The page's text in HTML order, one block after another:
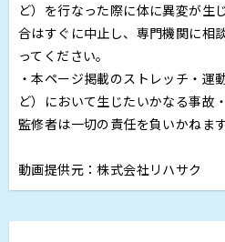
ど）を行なった際に体に異変が生
合はすぐに中止し、専門機関に相
ってください。
・本ページ掲載のストレッチ・運
ど）において生じたいかなる事故
監修者は一切の責任を負いかねます
動画提供元：株式会社リハサク